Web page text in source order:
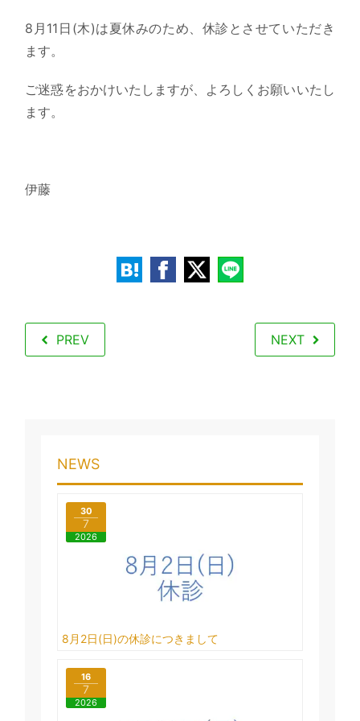
8月11日(木)は夏休みのため、休診とさせていただき
ます。
ご迷惑をおかけいたしますが、よろしくお願いいたし
ます。
伊藤
PREV NEXT
NEWS
8月2日(日)の休診につきまして
30
7
2026
16
7
2026